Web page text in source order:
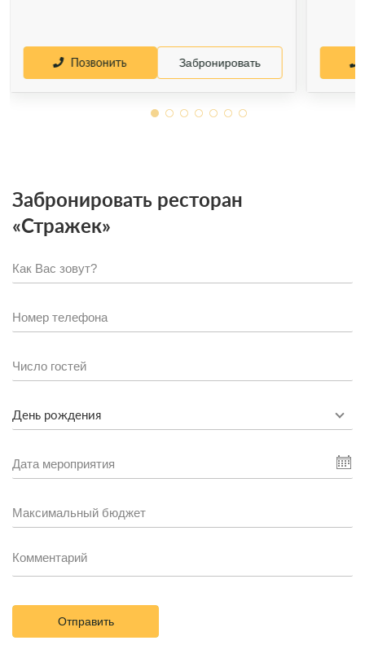
Позвонить Забронировать
Забронировать ресторан
«Стражек»
День рождения
Отправить